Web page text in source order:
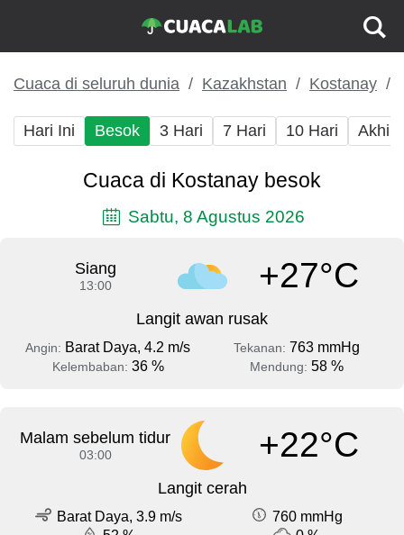
Cuaca di seluruh dunia Kazakhstan Kostanay
Hari Ini Besok 3 Hari 7 Hari 10 Hari Akhir
Cuaca di Kostanay besok
Sabtu, 8 Agustus 2026
Siang
13:00 +27°C
Langit awan rusak
Angin: Barat Daya, 4.2 m/s Tekanan: 763 mmHg
Kelembaban: 36 % Mendung: 58 %
Malam sebelum tidur
03:00 +22°C
Langit cerah
Barat Daya, 3.9 m/s
760 mmHg